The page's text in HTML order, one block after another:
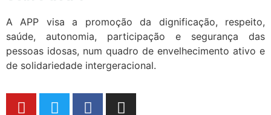
A APP visa a promoção da dignificação, respeito,
saúde, autonomia, participação e segurança das
pessoas idosas, num quadro de envelhecimento ativo e
de solidariedade intergeracional.